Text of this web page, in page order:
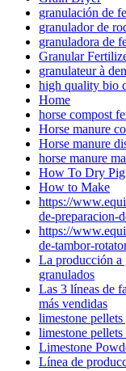
granulación de
granulador de
granuladora de
Granular
granulateur à
high quality bio
Home
horse compost
Horse manure
Horse manure
horse manure
How To Dry
How to Make
https://
de-preparacion-
https://
de-tambor-
La producción a
granulados
Las 3 líneas de
más vendidas
limestone
limestone
Limestone
Línea de